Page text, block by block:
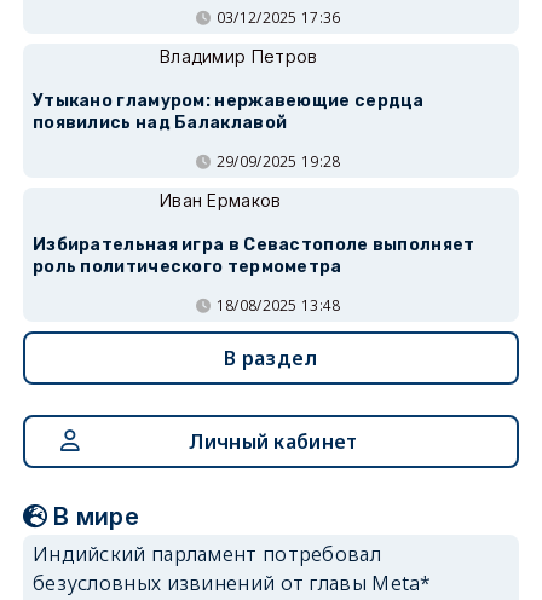
03/12/2025 17:36
Владимир Петров
Утыкано гламуром: нержавеющие сердца
появились над Балаклавой
29/09/2025 19:28
Иван Ермаков
Избирательная игра в Севастополе выполняет
роль политического термометра
18/08/2025 13:48
В раздел
Личный кабинет
В мире
Индийский парламент потребовал
безусловных извинений от главы Meta*